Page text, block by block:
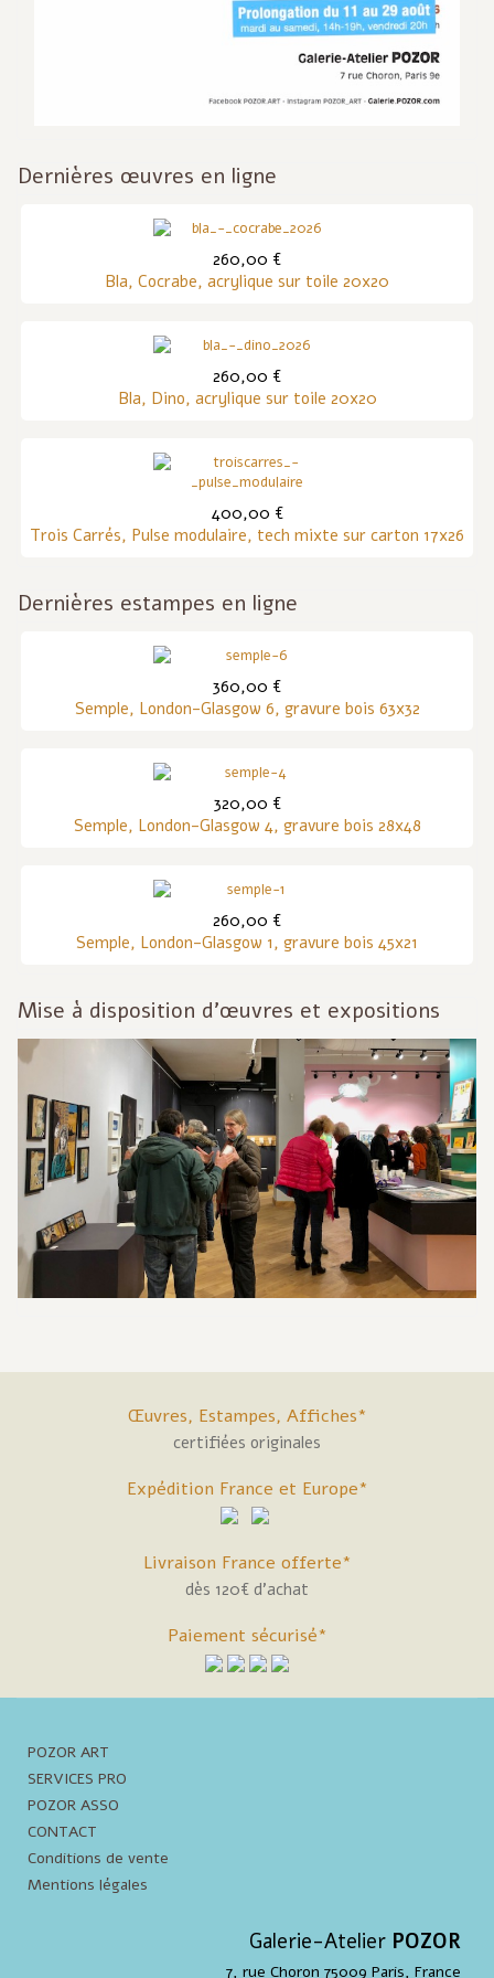
Dernières œuvres en ligne
260,00 €
Bla, Cocrabe, acrylique sur toile 20x20
260,00 €
Bla, Dino, acrylique sur toile 20x20
400,00 €
Trois Carrés, Pulse modulaire, tech mixte sur carton 17x26
Dernières estampes en ligne
360,00 €
Semple, London-Glasgow 6, gravure bois 63x32
320,00 €
Semple, London-Glasgow 4, gravure bois 28x48
260,00 €
Semple, London-Glasgow 1, gravure bois 45x21
Mise à disposition d'œuvres et expositions
Œuvres, Estampes, Affiches*
certifiées originales
Expédition France et Europe*
Livraison France offerte*
dès 120€ d'achat
Paiement sécurisé*
POZOR ART
SERVICES PRO
POZOR ASSO
CONTACT
Conditions de vente
Mentions légales
Galerie-Atelier POZOR
7, rue Choron 75009 Paris, France